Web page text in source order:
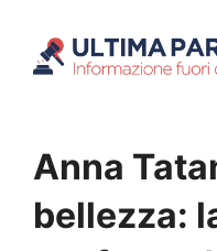
Anna
bellezza: